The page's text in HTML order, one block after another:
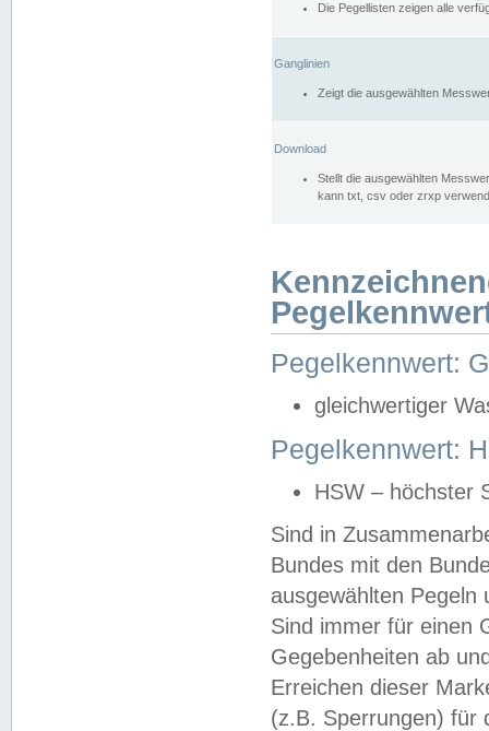
Die Pegellisten zeigen alle
Ganglinien
Zeigt die ausgewählten
Download
Stellt die ausgewählten
kann txt, csv oder zrxp
Pegelkennwert:
gleichwertiger
Pegelkennwert:
HSW – höchster
Sind in
Bundes mit den
ausgewählten
Sind immer für einen
Gegebenheiten ab
Erreichen dieser
(z.B. Sperrungen) für